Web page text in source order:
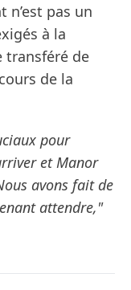
n’est pas un
à la
transféré de
de la
pour
et Manor
avons fait de
attendre,"